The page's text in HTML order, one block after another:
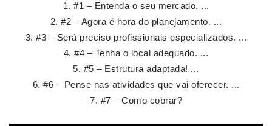
#1 – Entenda o seu mercado. ...
#2 – Agora é hora do planejamento. ...
#3 – Será preciso profissionais especializados. ...
#4 – Tenha o local adequado. ...
#5 – Estrutura adaptada! ...
#6 – Pense nas atividades que vai oferecer. ...
#7 – Como cobrar?